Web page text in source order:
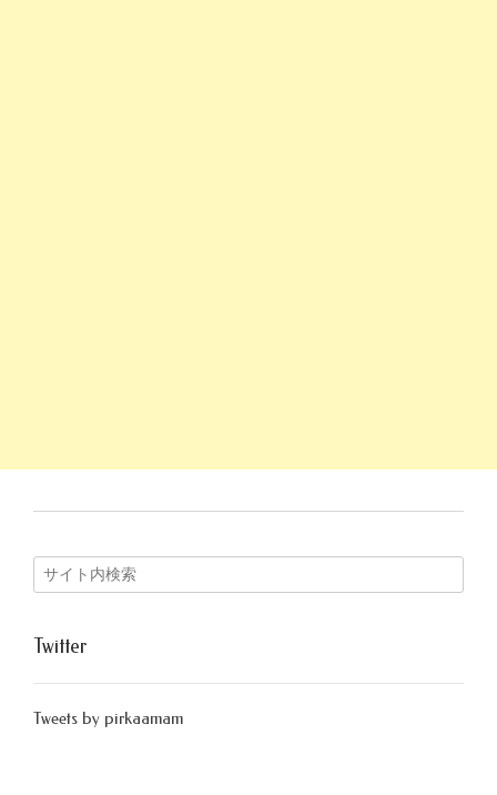
Twitter
Tweets by pirkaamam